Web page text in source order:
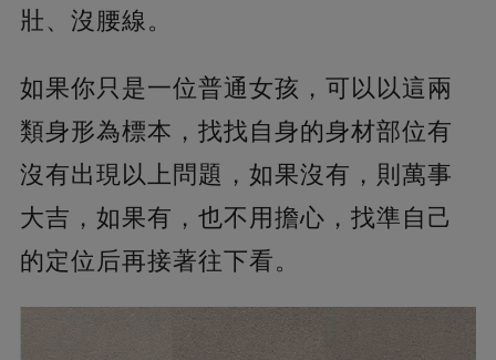
壯、沒腰線。
如果你只是一位普通女孩，可以以這兩
類身形為標本，找找自身的身材部位有
沒有出現以上問題，如果沒有，則萬事
大吉，如果有，也不用擔心，找準自己
的定位后再接著往下看。